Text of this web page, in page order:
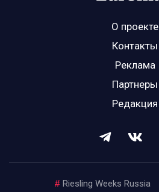
О проекте
Контакты
Реклама
Партнеры
Редакция
# Riesling Weeks Russia